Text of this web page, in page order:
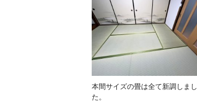
本間サイズの畳は全て新調しまし
た。